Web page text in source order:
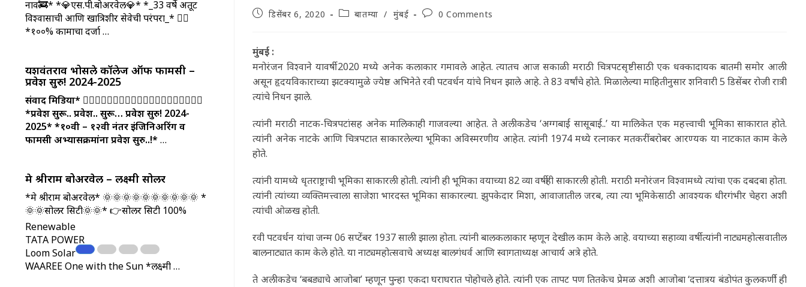
Postडिसेंबर 6, 2020
Postबातम्या / मुंबई
Post0 Comments
मुंबई :
मनोरंजन विश्वाने यावर्षी 2020 मध्ये अनेक कलाकार गमावले आहेत. त्यातच आज सकाळी मराठी चित्रपटसृष्टीसाठी एक धक्कादायक बातमी समोर आली
असून हृदयविकाराच्या झटक्यामुळे ज्येष्ठ अभिनेते रवी पटवर्धन यांचे निधन झाले आहे. ते 83 वर्षांचे होते. मिळालेल्या माहितीनुसार शनिवारी 5 डिसेंबर रोजी रात्री
त्यांचे निधन झाले.
त्यांनी मराठी नाटक-चित्रपटांसह अनेक मालिकाही गाजवल्या आहेत. ते अलीकडेच ‘अग्गबाई सासूबाई..’ या मालिकेत एक महत्त्वाची भूमिका साकारात होते.
त्यांनी अनेक नाटके आणि चित्रपटात साकारलेल्या भूमिका अविस्मरणीय आहेत. त्यांनी 1974 मध्ये रत्नाकर मतकरींबरोबर आरण्यक या नाटकात काम केले
होते.
त्यांनी यामध्ये धृतराष्ट्राची भूमिका साकारली होती. त्यांनी ही भूमिका वयाच्या 82 व्या वर्षीही साकारली होती. मराठी मनोरंजन विश्वामध्ये त्यांचा एक दबदबा होता.
त्यांनी त्यांच्या व्यक्तिमत्त्वाला साजेशा भारदस्त भूमिका साकारल्या. झुपकेदार मिशा, आवाजातील जरब, त्या त्या भूमिकेसाठी आवश्यक धीरगंभीर चेहरा अशी
त्यांची ओळख होती.
रवी पटवर्धन यांचा जन्म 06 सप्टेंबर 1937 साली झाला होता. त्यांनी बालकलाकार म्हणून देखील काम केले आहे. वयाच्या सहाव्या वर्षी त्यांनी नाट्यमहोत्सवातील
बालनाट्यात काम केले होते. या नाट्यमहोत्सवाचे अध्यक्ष बालगंधर्व आणि स्वागताध्यक्ष आचार्य अत्रे होते.
ते अलीकडेच ‘बबड्याचे आजोबा’ म्हणून पुन्हा एकदा घराघरात पोहोचले होते. त्यांनी एक तापट पण तितकेच प्रेमळ अशी आजोबा ‘दत्तात्रय बंडोपंत कुलकर्णी’ ही
नाव🚒* *💎एस.पी.बोअरवेल💎* *_33 वर्षे अतूट
विश्वासाची आणि खात्रिशीर सेवेची परंपरा_* 💁‍♂️
*१००% कामाचा दर्जा …
यशवंतराव भोसले कॉलेज ऑफ फार्मसी –
प्रवेश सुरु! 2024-2025
संवाद मिडिया* 🤵‍♀🤵‍♂👩‍⚖️🧑‍⚖️🤵‍♀🤵‍♂👩‍⚖️🧑‍⚖️🤵‍♀🤵‍♂
*प्रवेश सुरू.. प्रवेश.. सुरू… प्रवेश सुरु! 2024-
2025**१०वी – १२वी नंतर इंजिनिअरिंग व
फार्मसी अभ्यासक्रमांना प्रवेश सुरु..!*…
मे श्रीराम बोअरवेल – लक्ष्मी सोलर
*मे श्रीराम बोअरवेल* 🌞🌞🌞🌞🌞🌞🌞🌞🌞🌞 *
🌞🌞सोलर सिटी🌞🌞* 👉सोलर सिटी 100%
Renewable
TATA POWER
Loom Solar
WAAREE One with the Sun *लक्ष्मी …